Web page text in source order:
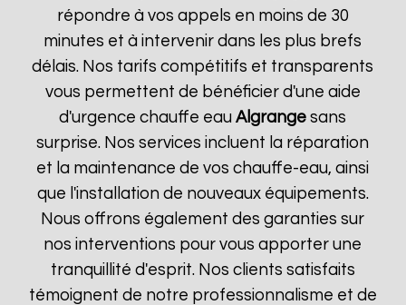
répondre à vos appels en moins de 30
minutes et à intervenir dans les plus brefs
délais. Nos tarifs compétitifs et transparents
vous permettent de bénéficier d'une aide
d'urgence chauffe eauAlgrange sans
surprise. Nos services incluent la réparation
et la maintenance de vos chauffe-eau, ainsi
que l'installation de nouveaux équipements.
Nous offrons également des garanties sur
nos interventions pour vous apporter une
tranquillité d'esprit. Nos clients satisfaits
témoignent de notre professionnalisme et de